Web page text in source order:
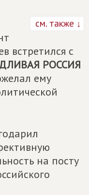
см. также ↓
встретился с
РОССИЯ
ему
на посту